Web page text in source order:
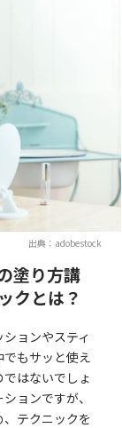
出典：adobestock
塗り方講
クとは？
ョンやスティ
もサッと使え
はないでしょ
ョンですが、
テクニックを